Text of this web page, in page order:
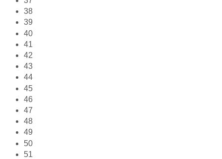
38
39
40
41
42
43
44
45
46
47
48
49
50
51